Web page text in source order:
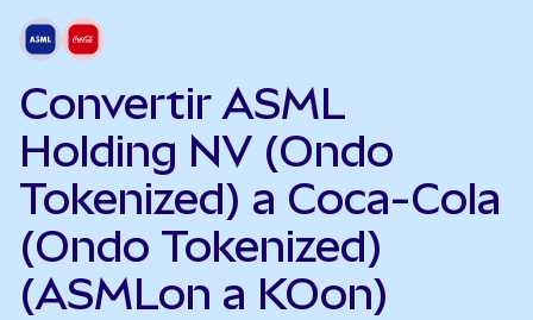
Convertir ASML
Holding NV (Ondo
Tokenized) a Coca-Cola
(Ondo Tokenized)
(ASMLon a KOon)